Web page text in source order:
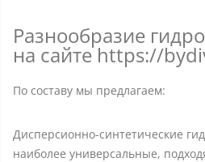
Разнообразие
на сайте https://
По составу мы предлагаем:
Дисперсионно-синтетические
наиболее универсальные,